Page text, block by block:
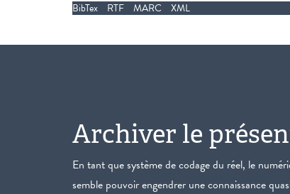
BibTex RTF MARC XML
Archiver le
En tant que système de codage du réel, le
semble pouvoir engendrer une connaissance